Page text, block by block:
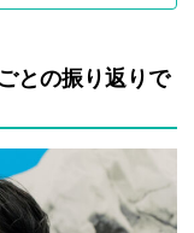
との振り返りで